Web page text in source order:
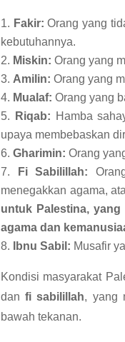
Fakir: Orang yang
kebutuhannya.
Miskin: Orang yang
Amilin: Orang yang
Mualaf: Orang yang
Riqab: Hamba
upaya membebaskan
Gharimin: Orang
Fi Sabilillah:
menegakkan agama,
untuk Palestina,
agama dan
Ibnu Sabil: Musafir
Kondisi masyarakat
danfi sabilillah, yang
bawah tekanan.